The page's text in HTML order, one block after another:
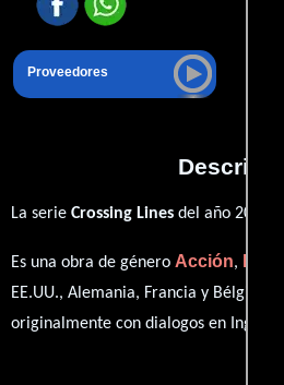
Proveedores
La serie Crossing Lines del año 2013,
Es una obra de género Acción,
EE.UU., Alemania, Francia y Bélgica.
originalmente con dialogos en Inglés